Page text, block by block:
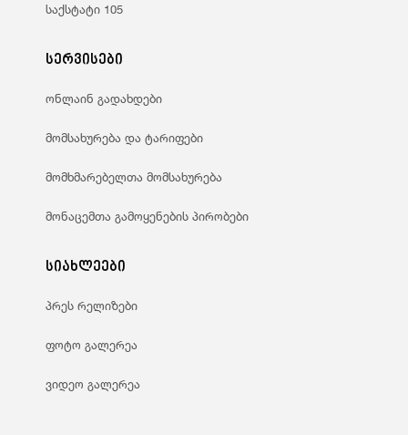
საქსტატი 105
სერვისები
ონლაინ გადახდები
მომსახურება და ტარიფები
მომხმარებელთა მომსახურება
მონაცემთა გამოყენების პირობები
სიახლეები
პრეს რელიზები
ფოტო გალერეა
ვიდეო გალერეა